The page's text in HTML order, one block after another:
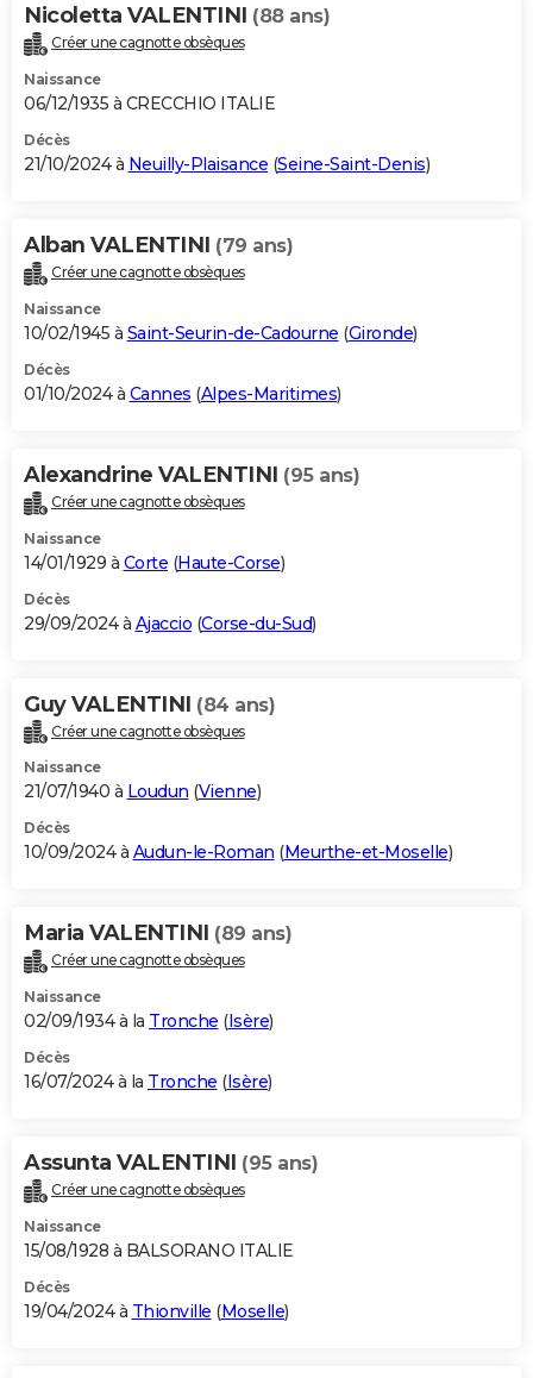
Nicoletta VALENTINI (88 ans)
Créer une cagnotte obsèques
Naissance
06/12/1935 à CRECCHIO ITALIE
Décès
21/10/2024 à Neuilly-Plaisance (Seine-Saint-Denis)
Alban VALENTINI (79 ans)
Créer une cagnotte obsèques
Naissance
10/02/1945 à Saint-Seurin-de-Cadourne (Gironde)
Décès
01/10/2024 à Cannes (Alpes-Maritimes)
Alexandrine VALENTINI (95 ans)
Créer une cagnotte obsèques
Naissance
14/01/1929 à Corte (Haute-Corse)
Décès
29/09/2024 à Ajaccio (Corse-du-Sud)
Guy VALENTINI (84 ans)
Créer une cagnotte obsèques
Naissance
21/07/1940 à Loudun (Vienne)
Décès
10/09/2024 à Audun-le-Roman (Meurthe-et-Moselle)
Maria VALENTINI (89 ans)
Créer une cagnotte obsèques
Naissance
02/09/1934 à la Tronche (Isère)
Décès
16/07/2024 à la Tronche (Isère)
Assunta VALENTINI (95 ans)
Créer une cagnotte obsèques
Naissance
15/08/1928 à BALSORANO ITALIE
Décès
19/04/2024 à Thionville (Moselle)